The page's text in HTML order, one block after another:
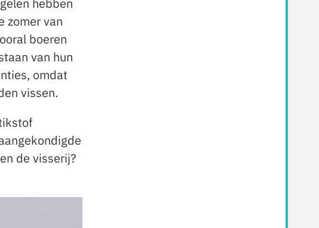
hebben
zomer van
boeren
van hun
omdat
vissen.
de visserij?